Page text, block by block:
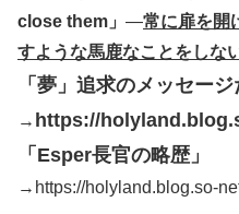
close them」 —常に扉を開
すような馬鹿なことをしな
「夢」追求のメッセージ
→ https://
「Esper長官の略歴」
→https://holyland.blog.so-